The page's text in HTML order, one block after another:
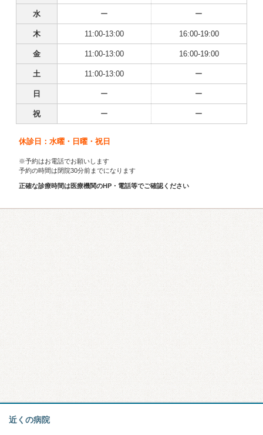
水 ー ー
木 11:00-13:00 16:00-19:00
金 11:00-13:00 16:00-19:00
土 11:00-13:00 ー
日 ー ー
祝 ー ー
休診日：水曜・日曜・祝日
※予約はお電話でお願いします
予約の時間は閉院30分前までになります
正確な診療時間は医療機関のHP・電話等でご確認ください
近くの病院